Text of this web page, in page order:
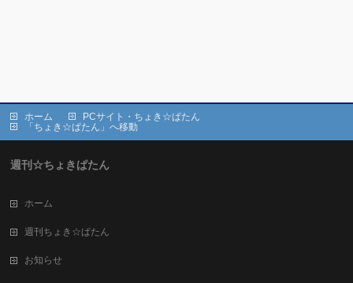
ホーム
PCサイト・ちょき☆ぱたん
「ちょき☆ぱたん」へ移動
週刊☆ちょきぱたん
ホーム
週刊ちょき☆ぱたん
お知らせ